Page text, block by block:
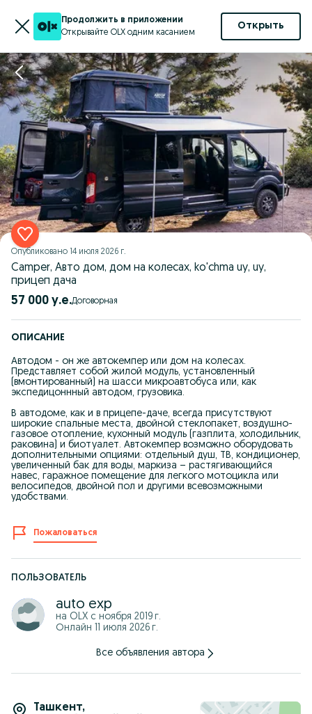
Продолжить в приложении
Открывайте OLX одним касанием
Открыть
Опубликовано 14 июля 2026 г.
Camper, Авто дом, дом на колесах, ko'chma uy, uy,
прицеп дача
57 000 у.е. Договорная
ОПИСАНИЕ
Автодом - он же автокемпер или дом на колесах.
Представляет собой жилой модуль, установленный
(вмонтированный) на шасси микроавтобуса или, как
экспедицоннный автодом, грузовика.
В автодоме, как и в прицепе-даче, всегда присутствуют
широкие спальные места, двойной стеклопакет, воздушно-
газовое отопление, кухонный модуль (газплита, холодильник,
раковина) и биотуалет. Автокемпер возможно оборудовать
дополнительными опциями: отдельный душ, ТВ, кондиционер,
увеличенный бак для воды, маркиза – растягивающийся
навес, гаражное помещение для легкого мотоцикла или
велосипедов, двойной пол и другими всевозможными
удобствами.
Пожаловаться
ПОЛЬЗОВАТЕЛЬ
auto exp
на OLX с ноября 2019 г.
Онлайн 11 июля 2026 г.
Все объявления автора
Ташкент,